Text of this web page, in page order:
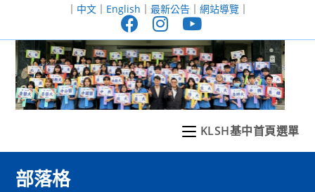
至
｜ 中文｜ English ｜ 最新公告｜ 網站導覽｜
KLSH基中首頁選單
部落格